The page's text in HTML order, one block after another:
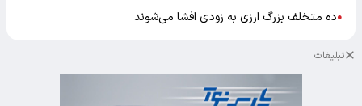
●ده متخلف بزرگ ارزی به زودی افشا می‌شوند
تبلیغات